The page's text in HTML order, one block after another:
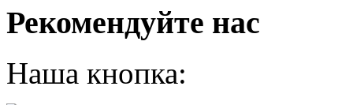
Рекомендуйте нас
Наша кнопка: